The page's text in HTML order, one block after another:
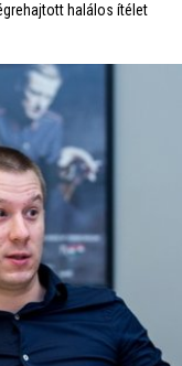
halálos ítélet